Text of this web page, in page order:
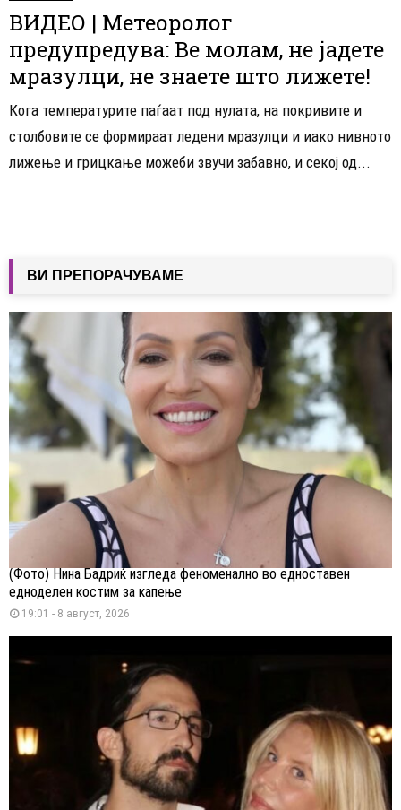
ВИДЕО | Метеоролог
предупредува: Ве молам, не јадете
мразулци, не знаете што лижете!
Кога температурите паѓаат под нулата, на покривите и
столбовите се формираат ледени мразулци и иако нивното
лижење и грицкање можеби звучи забавно, и секој од...
ВИ ПРЕПОРАЧУВАМЕ
(Фото) Нина Бадриќ изгледа феноменално во едноставен
едноделен костим за капење
19:01 - 8 август, 2026